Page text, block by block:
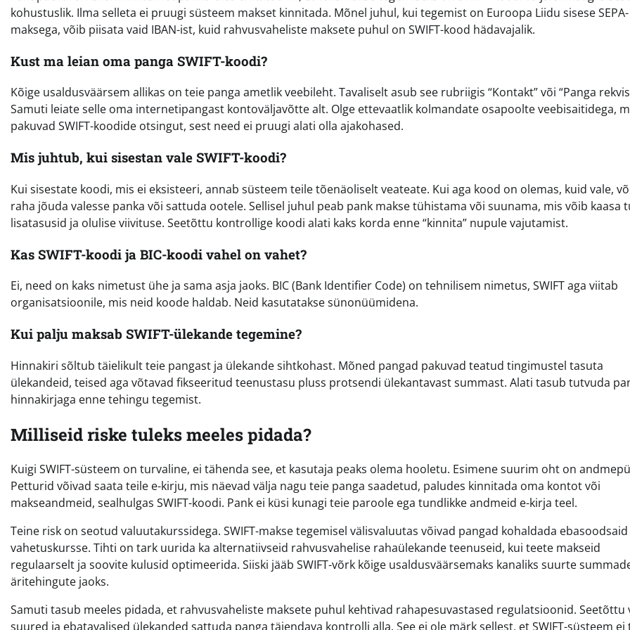
kohustuslik. Ilma selleta ei pruugi süsteem makset kinnitada. Mõnel juhul, kui tegemist on Euroopa Liidu sisese SEPA-
maksega, võib piisata vaid IBAN-ist, kuid rahvusvaheliste maksete puhul on SWIFT-kood hädavajalik.
Kust ma leian oma panga SWIFT-koodi?
Kõige usaldusväärsem allikas on teie panga ametlik veebileht. Tavaliselt asub see rubriigis “Kontakt” või “Panga
Samuti leiate selle oma internetipangast kontoväljavõtte alt. Olge ettevaatlik kolmandate osapoolte veebisaitidega,
pakuvad SWIFT-koodide otsingut, sest need ei pruugi alati olla ajakohased.
Mis juhtub, kui sisestan vale SWIFT-koodi?
Kui sisestate koodi, mis ei eksisteeri, annab süsteem teile tõenäoliselt veateate. Kui aga kood on olemas, kuid vale,
raha jõuda valesse panka või sattuda ootele. Sellisel juhul peab pank makse tühistama või suunama, mis võib kaasa
lisatasusid ja olulise viivituse. Seetõttu kontrollige koodi alati kaks korda enne “kinnita” nupule vajutamist.
Kas SWIFT-koodi ja BIC-koodi vahel on vahet?
Ei, need on kaks nimetust ühe ja sama asja jaoks. BIC (Bank Identifier Code) on tehnilisem nimetus, SWIFT aga viitab
organisatsioonile, mis neid koode haldab. Neid kasutatakse sünonüümidena.
Kui palju maksab SWIFT-ülekande tegemine?
Hinnakiri sõltub täielikult teie pangast ja ülekande sihtkohast. Mõned pangad pakuvad teatud tingimustel tasuta
ülekandeid, teised aga võtavad fikseeritud teenustasu pluss protsendi ülekantavast summast. Alati tasub tutvuda
hinnakirjaga enne tehingu tegemist.
Milliseid riske tuleks meeles pidada?
Kuigi SWIFT-süsteem on turvaline, ei tähenda see, et kasutaja peaks olema hooletu. Esimene suurim oht on
Petturid võivad saata teile e-kirju, mis näevad välja nagu teie panga saadetud, paludes kinnitada oma kontot või
makseandmeid, sealhulgas SWIFT-koodi. Pank ei küsi kunagi teie paroole ega tundlikke andmeid e-kirja teel.
Teine risk on seotud valuutakurssidega. SWIFT-makse tegemisel välisvaluutas võivad pangad kohaldada ebasoodsaid
vahetuskursse. Tihti on tark uurida ka alternatiivseid rahvusvahelise rahaülekande teenuseid, kui teete makseid
regulaarselt ja soovite kulusid optimeerida. Siiski jääb SWIFT-võrk kõige usaldusväärsemaks kanaliks suurte
äritehingute jaoks.
Samuti tasub meeles pidada, et rahvusvaheliste maksete puhul kehtivad rahapesuvastased regulatsioonid. Seetõttu
suured ja ebatavalised ülekanded sattuda panga täiendava kontrolli alla. See ei ole märk sellest, et SWIFT-süsteem ei